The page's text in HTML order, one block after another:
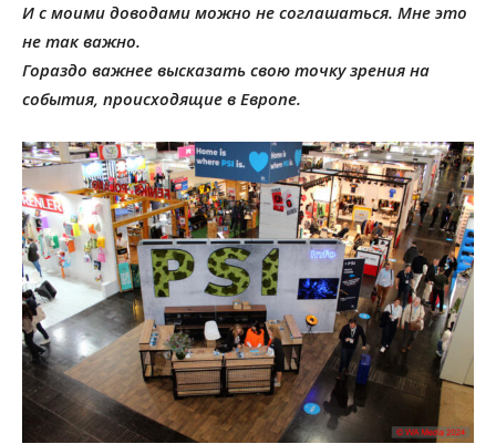
И с моими доводами можно не соглашаться. Мне это
не так важно.
Гораздо важнее высказать свою точку зрения на
события, происходящие в Европе.